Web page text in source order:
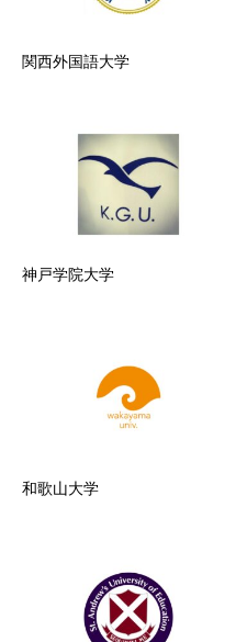
関西外国語大学
神戸学院大学
和歌山大学